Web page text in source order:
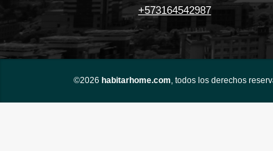
+573164542987
©2026 habitarhome.com, todos los derechos